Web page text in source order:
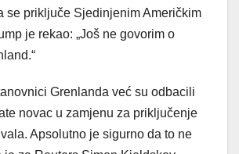
se priključe Sjedinjenim Američkim
je rekao: „Još ne govorim o
Grenlanda već su odbacili
novac u zamjenu za priključenje
Apsolutno je sigurno da to ne